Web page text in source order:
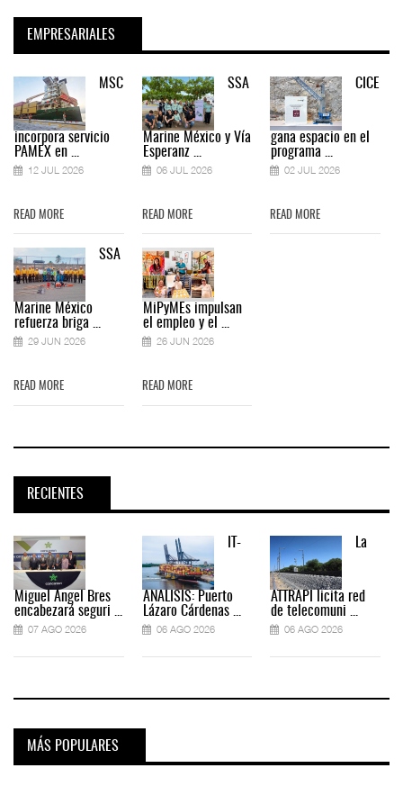
EMPRESARIALES
MSC
incorpora servicio
PAMEX en ...
12 JUL 2026
READ MORE
SSA
Marine México
refuerza briga ...
29 JUN 2026
READ MORE
SSA
Marine México y Vía
Esperanz ...
06 JUL 2026
READ MORE
MiPyMEs impulsan
el empleo y el ...
26 JUN 2026
READ MORE
CICE
gana espacio en el
programa ...
02 JUL 2026
READ MORE
RECIENTES
Miguel Ángel Bres
encabezará seguri ...
07 AGO 2026
IT-
ANÁLISIS: Puerto
Lázaro Cárdenas ...
06 AGO 2026
La
ATTRAPI licita red
de telecomuni ...
06 AGO 2026
MÁS POPULARES